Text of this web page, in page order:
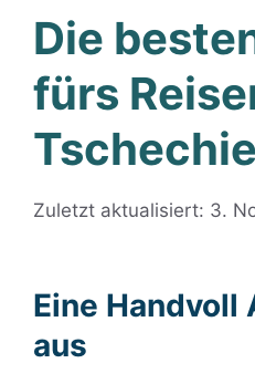
Die
fürs
Zuletzt aktualisiert: 3.
Eine Handvoll
aus